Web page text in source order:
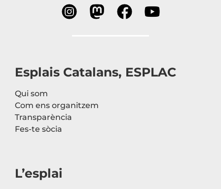
Esplais Catalans, ESPLAC
Qui som
Com ens organitzem
Transparència
Fes-te sòcia
L’esplai